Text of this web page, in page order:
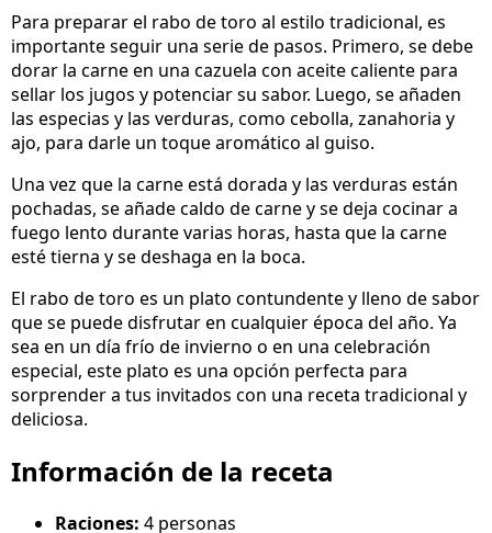
Para preparar el rabo de toro al estilo tradicional, es
importante seguir una serie de pasos. Primero, se debe
dorar la carne en una cazuela con aceite caliente para
sellar los jugos y potenciar su sabor. Luego, se añaden
las especias y las verduras, como cebolla, zanahoria y
ajo, para darle un toque aromático al guiso.
Una vez que la carne está dorada y las verduras están
pochadas, se añade caldo de carne y se deja cocinar a
fuego lento durante varias horas, hasta que la carne
esté tierna y se deshaga en la boca.
El rabo de toro es un plato contundente y lleno de sabor
que se puede disfrutar en cualquier época del año. Ya
sea en un día frío de invierno o en una celebración
especial, este plato es una opción perfecta para
sorprender a tus invitados con una receta tradicional y
deliciosa.
Información de la receta
Raciones: 4 personas